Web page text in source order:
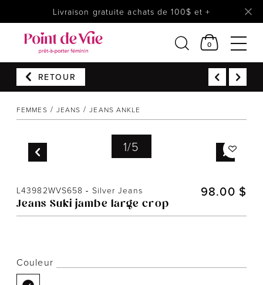
Livraison gratuite achats de 100$ et +
0
Lingerie
Chaussures
Prêt à reporter
RETOUR
FEMMES JEANS JEANS ANKLE
1/5
L43982WVS658- Silver Jeans
Jeans Suki jambe large crop
98.00 $
Couleur